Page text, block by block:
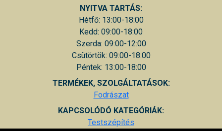
NYITVA TARTÁS:
Hétfő: 13:00-18:00
Kedd: 09:00-18:00
Szerda: 09:00-12:00
Csütörtök: 09:00-18:00
Péntek: 13:00-18:00
TERMÉKEK, SZOLGÁLTATÁSOK:
Fodrászat
KAPCSOLÓDÓ KATEGÓRIÁK:
Testszépítés